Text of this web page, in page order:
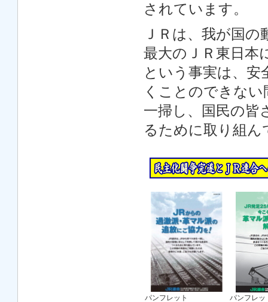
されています。
ＪＲは、我が国
最大のＪＲ東日本
という事実は、安
くことのできな
一掃し、国民の皆
るために取り組ん
パンフレット
パンフレッ